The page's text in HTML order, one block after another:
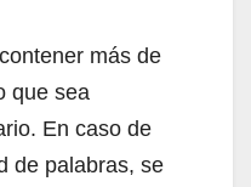
más de
que sea
En caso de
de palabras, se